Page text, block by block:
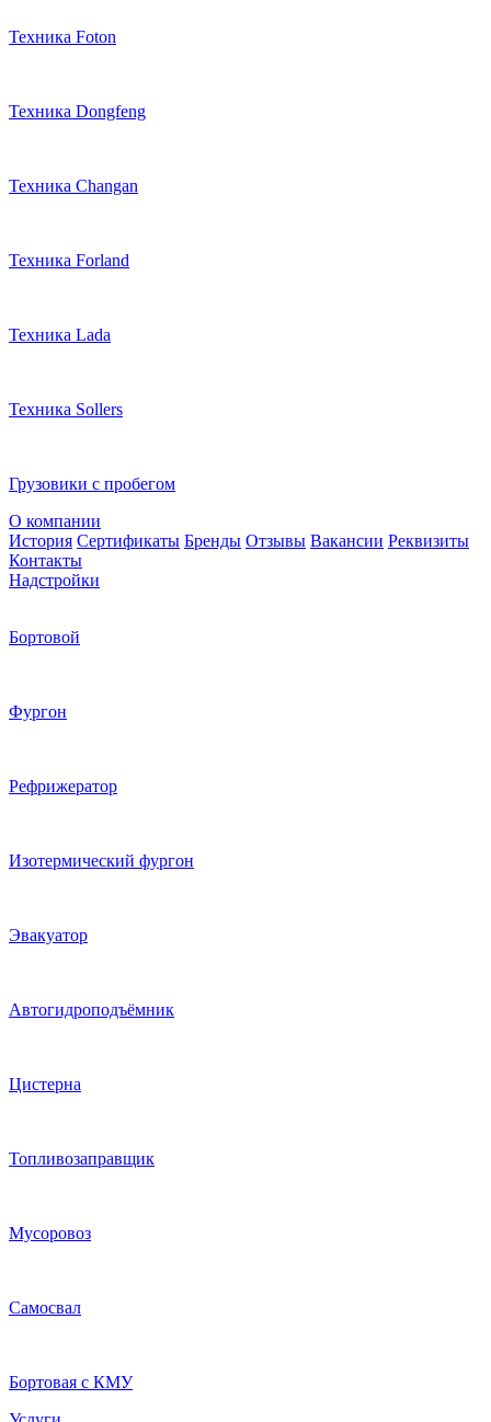
Техника Foton
Техника Dongfeng
Техника Changan
Техника Forland
Техника Lada
Техника Sollers
Грузовики с пробегом
О компании
История Сертификаты Бренды Отзывы Вакансии Реквизиты
Контакты
Надстройки
Бортовой
Фургон
Рефрижератор
Изотермический фургон
Эвакуатор
Автогидроподъёмник
Цистерна
Топливозаправщик
Мусоровоз
Самосвал
Бортовая с КМУ